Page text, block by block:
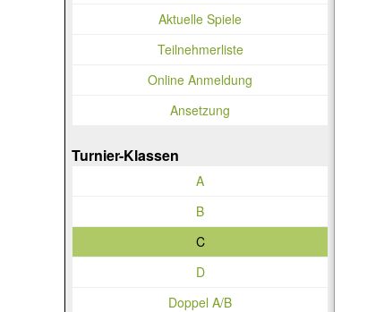
Aktuelle Spiele
Teilnehmerliste
Online Anmeldung
Ansetzung
Turnier-Klassen
A
B
C
D
Doppel A/B